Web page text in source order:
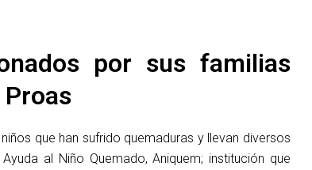
por sus familias
que han sufrido quemaduras y llevan diversos
al Niño Quemado, Aniquem; institución que